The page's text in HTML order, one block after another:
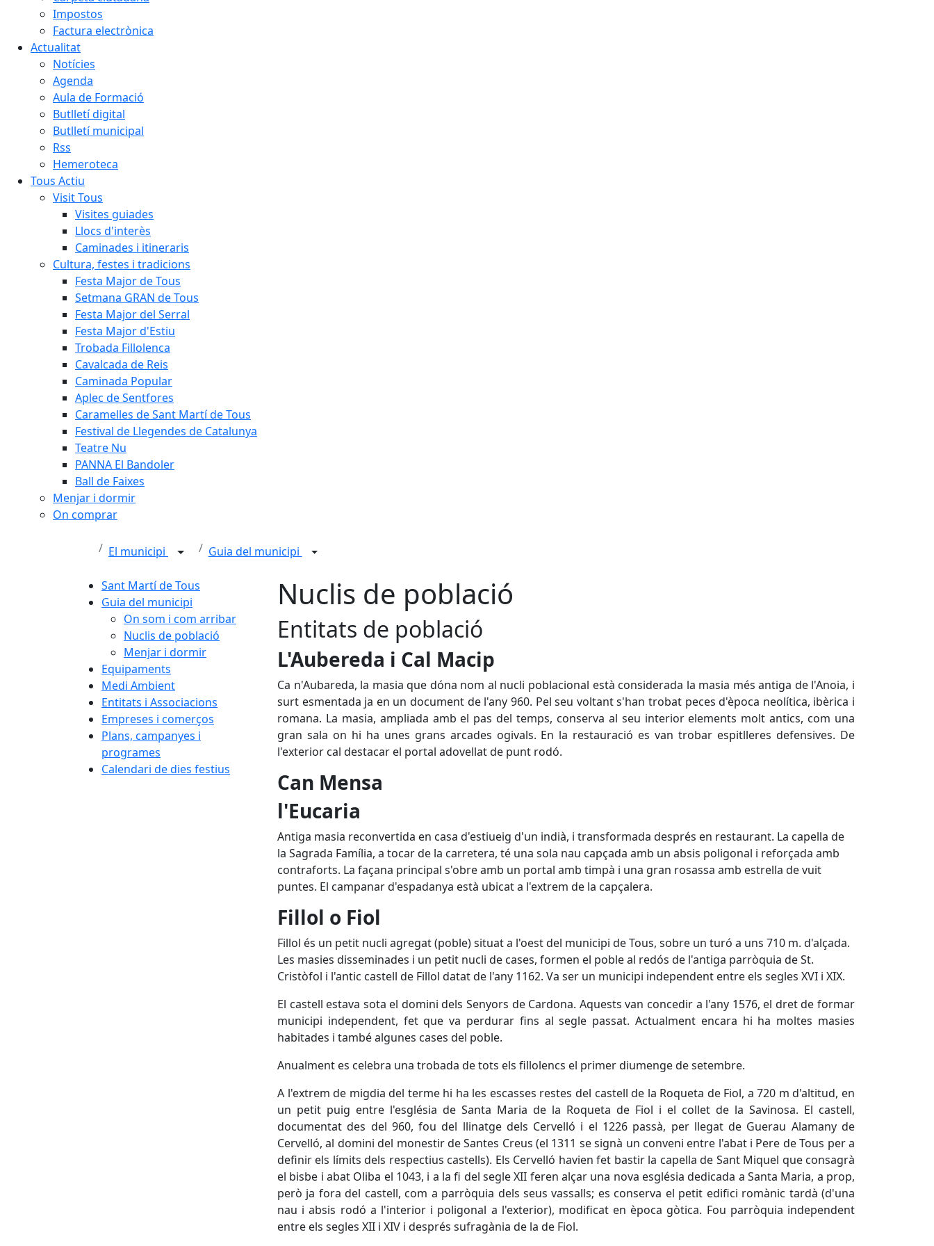
Impostos
Factura electrònica
Actualitat
Notícies
Agenda
Aula de Formació
Butlletí digital
Butlletí municipal
Rss
Hemeroteca
Tous Actiu
Visit Tous
Visites guiades
Llocs d'interès
Caminades i itineraris
Cultura, festes i tradicions
Festa Major de Tous
Setmana GRAN de Tous
Festa Major del Serral
Festa Major d'Estiu
Trobada Fillolenca
Cavalcada de Reis
Caminada Popular
Aplec de Sentfores
Caramelles de Sant Martí de Tous
Festival de Llegendes de Catalunya
Teatre Nu
PANNA El Bandoler
Ball de Faixes
Menjar i dormir
On comprar
El municipi Guia del municipi
Sant Martí de Tous
Guia del municipi
On som i com arribar
Nuclis de població
Menjar i dormir
Equipaments
Medi Ambient
Entitats i Associacions
Empreses i comerços
Plans, campanyes i
programes
Calendari de dies festius
Nuclis de població
Entitats de població
L'Aubereda i Cal Macip
Ca n'Aubareda, la masia que dóna nom al nucli poblacional està considerada la masia més antiga de l'Anoia, i
surt esmentada ja en un document de l'any 960. Pel seu voltant s'han trobat peces d'època neolítica, ibèrica i
romana. La masia, ampliada amb el pas del temps, conserva al seu interior elements molt antics, com una
gran sala on hi ha unes grans arcades ogivals. En la restauració es van trobar espitlleres defensives. De
l'exterior cal destacar el portal adovellat de punt rodó.
Can Mensa
l'Eucaria
Antiga masia reconvertida en casa d'estiueig d'un indià, i transformada després en restaurant. La capella de
la Sagrada Família, a tocar de la carretera, té una sola nau capçada amb un absis poligonal i reforçada amb
contraforts. La façana principal s'obre amb un portal amb timpà i una gran rosassa amb estrella de vuit
puntes. El campanar d'espadanya està ubicat a l'extrem de la capçalera.
Fillol o Fiol
Fillol és un petit nucli agregat (poble) situat a l'oest del municipi de Tous, sobre un turó a uns 710 m. d'alçada.
Les masies disseminades i un petit nucli de cases, formen el poble al redós de l'antiga parròquia de St.
Cristòfol i l'antic castell de Fillol datat de l'any 1162. Va ser un municipi independent entre els segles XVI i XIX.
El castell estava sota el domini dels Senyors de Cardona. Aquests van concedir a l'any 1576, el dret de formar
municipi independent, fet que va perdurar fins al segle passat. Actualment encara hi ha moltes masies
habitades i també algunes cases del poble.
Anualment es celebra una trobada de tots els fillolencs el primer diumenge de setembre.
A l'extrem de migdia del terme hi ha les escasses restes del castell de la Roqueta de Fiol, a 720 m d'altitud, en
un petit puig entre l'església de Santa Maria de la Roqueta de Fiol i el collet de la Savinosa. El castell,
documentat des del 960, fou del llinatge dels Cervelló i el 1226 passà, per llegat de Guerau Alamany de
Cervelló, al domini del monestir de Santes Creus (el 1311 se signà un conveni entre l'abat i Pere de Tous per a
definir els límits dels respectius castells). Els Cervelló havien fet bastir la capella de Sant Miquel que consagrà
el bisbe i abat Oliba el 1043, i a la fi del segle XII feren alçar una nova església dedicada a Santa Maria, a prop,
però ja fora del castell, com a parròquia dels seus vassalls; es conserva el petit edifici romànic tardà (d'una
nau i absis rodó a l'interior i poligonal a l'exterior), modificat en època gòtica. Fou parròquia independent
entre els segles XII i XIV i després sufragània de la de Fiol.